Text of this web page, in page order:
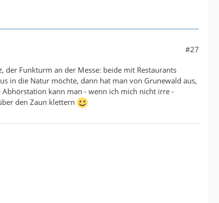
#27
Funkturm an der Messe: beide mit Restaurants
in die Natur möchte, dann hat man von Grunewald aus,
kann man - wenn ich mich nicht irre -
den Zaun klettern